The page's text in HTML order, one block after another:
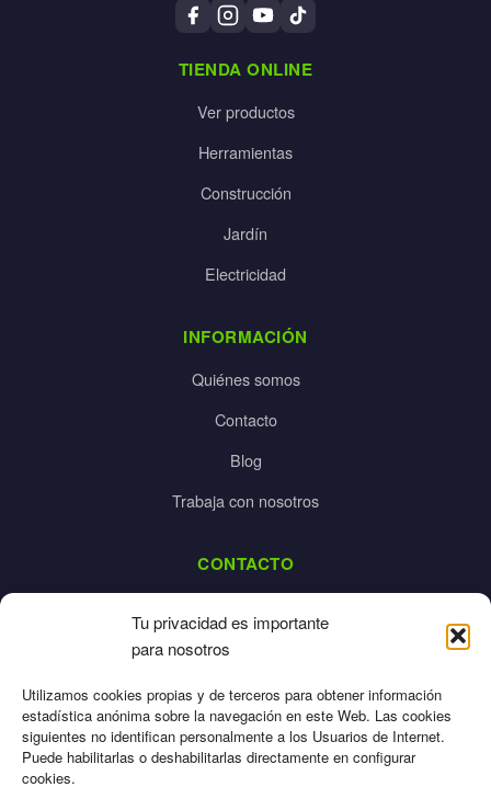
Tu privacidad es importante
para nosotros
Utilizamos cookies propias y de terceros para obtener información
estadística anónima sobre la navegación en este Web. Las cookies
siguientes no identifican personalmente a los Usuarios de Internet.
Puede habilitarlas o deshabilitarlas directamente en configurar
cookies.
TIENDA ONLINE
Ver productos
Herramientas
Construcción
Jardín
Electricidad
INFORMACIÓN
Quiénes somos
Contacto
Blog
Trabaja con nosotros
CONTACTO
925 532 213